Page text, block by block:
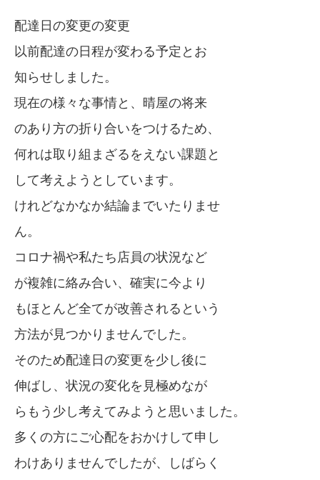
配達日の変更の変更
以前配達の日程が変わる予定とお
知らせしました。
現在の様々な事情と、晴屋の将来
のあり方の折り合いをつけるため、
何れは取り組まざるをえない課題と
して考えようとしています。
けれどなかなか結論までいたりませ
ん。
コロナ禍や私たち店員の状況など
が複雑に絡み合い、確実に今より
もほとんど全てが改善されるという
方法が見つかりませんでした。
そのため配達日の変更を少し後に
伸ばし、状況の変化を見極めなが
らもう少し考えてみようと思いました。
多くの方にご心配をおかけして申し
わけありませんでしたが、しばらく